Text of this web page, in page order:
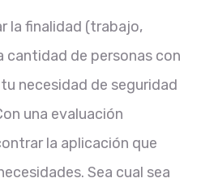
la finalidad (trabajo,
cantidad de personas con
necesidad de seguridad
una evaluación
la aplicación que
Sea cual sea